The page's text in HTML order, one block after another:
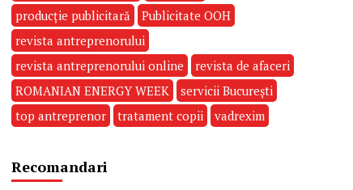
producție publicitară
Publicitate OOH
revista antreprenorului
revista antreprenorului online
revista de afaceri
ROMANIAN ENERGY WEEK
servicii București
top antreprenor
tratament copii vadrexim
Recomandari